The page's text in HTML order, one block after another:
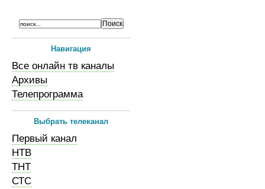
Навигация
Все онлайн тв каналы
Архивы
Телепрограмма
Выбрать телеканал
Первый канал
НТВ
ТНТ
СТС